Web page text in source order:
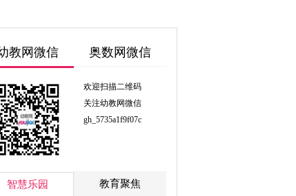
教网微信 奥数网微信
欢迎扫描二维码
关注幼教网微信
gh_5735a1f9f07c
智慧乐园 教育聚焦